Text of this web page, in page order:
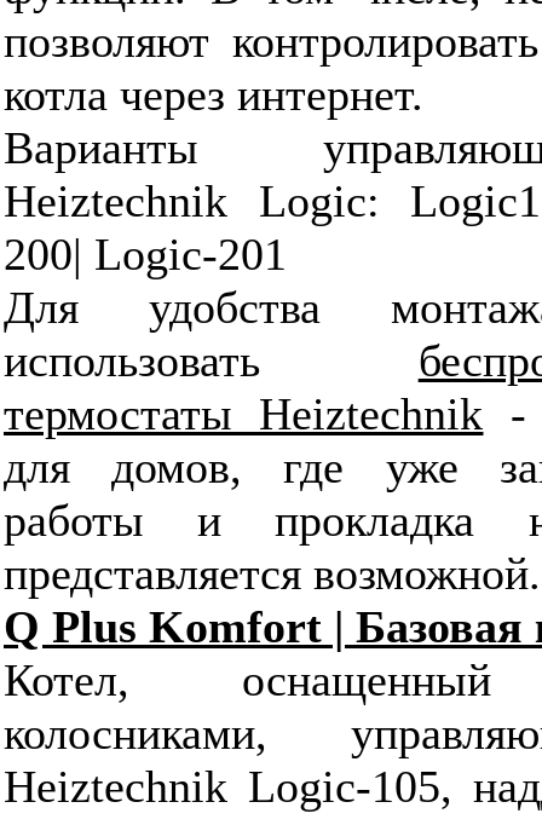
позволяют
котла через интернет.
Варианты
Heiztechnik Logic:
200| Logic-201
Для удобства
использовать
термостаты Heiztechnik -
для домов, где уже
работы и прокладка
представляется возможной.
Q Plus Komfort |
Котел, оснащенный
колосниками,
Heiztechnik Logic-105,